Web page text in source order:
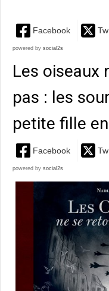
Facebook
powered by social2s
Les oiseaux
pas : les
petite fille en
Facebook
powered by social2s